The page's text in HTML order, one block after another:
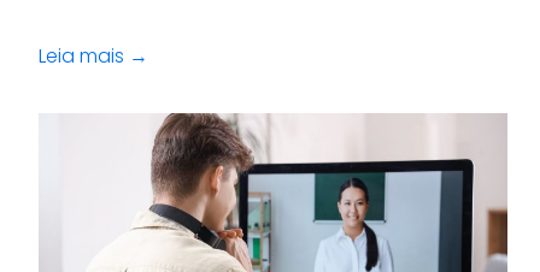
Leia mais →